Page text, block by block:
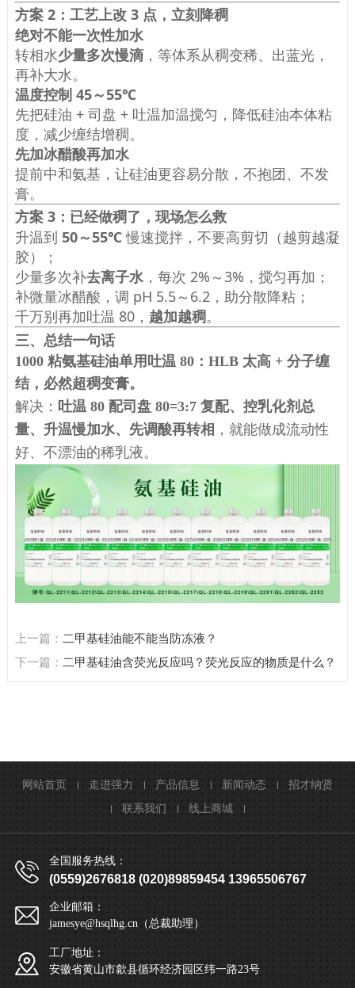
方案 2：工艺上改 3 点，立刻降稠
绝对不能一次性加水
转相水少量多次慢滴，等体系从稠变稀、出蓝光，
再补大水。
温度控制 45～55℃
先把硅油 + 司盘 + 吐温加温搅匀，降低硅油本体粘
度，减少缠结增稠。
先加冰醋酸再加水
提前中和氨基，让硅油更容易分散，不抱团、不发
膏。
方案 3：已经做稠了，现场怎么救
升温到 50～55℃慢速搅拌，不要高剪切（越剪越凝
胶）；
少量多次补去离子水，每次 2%～3%，搅匀再加；
补微量冰醋酸，调 pH 5.5～6.2，助分散降粘；
千万别再加吐温 80， 越加越稠。
三、总结一句话
1000 粘氨基硅油单用吐温 80：HLB 太高 + 分子缠
结，必然超稠变膏。
解决： 吐温 80 配司盘 80=3:7 复配、控乳化剂总
量、升温慢加水、先调酸再转相 ，就能做成流动性
好、不漂油的稀乳液。
上一篇： 二甲基硅油能不能当防冻液？
下一篇： 二甲基硅油含荧光反应吗？荧光反应的物质是什么？
网站首页 走进强力 产品信息 新闻动态
招才纳贤
联系我们
线上商城
全国服务热线：
(0559)2676818 (020)89859454 13965506767
企业邮箱：
jamesye@hsqlhg.cn（总裁助理）
工厂地址：
安徽省黄山市歙县循环经济园区纬一路23号